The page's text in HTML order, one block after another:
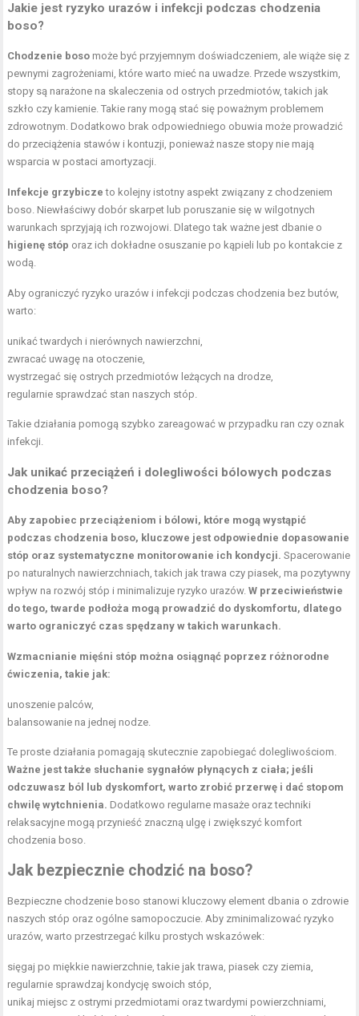
Jakie jest ryzyko urazów i infekcji podczas chodzenia
boso?
Chodzenie boso może być przyjemnym doświadczeniem, ale wiąże się z
pewnymi zagrożeniami, które warto mieć na uwadze. Przede wszystkim,
stopy są narażone na skaleczenia od ostrych przedmiotów, takich jak
szkło czy kamienie. Takie rany mogą stać się poważnym problemem
zdrowotnym. Dodatkowo brak odpowiedniego obuwia może prowadzić
do przeciążenia stawów i kontuzji, ponieważ nasze stopy nie mają
wsparcia w postaci amortyzacji.
Infekcje grzybicze to kolejny istotny aspekt związany z chodzeniem
boso. Niewłaściwy dobór skarpet lub poruszanie się w wilgotnych
warunkach sprzyjają ich rozwojowi. Dlatego tak ważne jest dbanie o
higienę stóp oraz ich dokładne osuszanie po kąpieli lub po kontakcie z
wodą.
Aby ograniczyć ryzyko urazów i infekcji podczas chodzenia bez butów,
warto:
unikać twardych i nierównych nawierzchni,
zwracać uwagę na otoczenie,
wystrzegać się ostrych przedmiotów leżących na drodze,
regularnie sprawdzać stan naszych stóp.
Takie działania pomogą szybko zareagować w przypadku ran czy oznak
infekcji.
Jak unikać przeciążeń i dolegliwości bólowych podczas
chodzenia boso?
Aby zapobiec przeciążeniom i bólowi, które mogą wystąpić
podczas chodzenia boso, kluczowe jest odpowiednie dopasowanie
stóp oraz systematyczne monitorowanie ich kondycji. Spacerowanie
po naturalnych nawierzchniach, takich jak trawa czy piasek, ma pozytywny
wpływ na rozwój stóp i minimalizuje ryzyko urazów.W przeciwieństwie
do tego, twarde podłoża mogą prowadzić do dyskomfortu, dlatego
warto ograniczyć czas spędzany w takich warunkach.
Wzmacnianie mięśni stóp można osiągnąć poprzez różnorodne
ćwiczenia, takie jak:
unoszenie palców,
balansowanie na jednej nodze.
Te proste działania pomagają skutecznie zapobiegać dolegliwościom.
Ważne jest także słuchanie sygnałów płynących z ciała; jeśli
odczuwasz ból lub dyskomfort, warto zrobić przerwę i dać stopom
chwilę wytchnienia. Dodatkowo regularne masaże oraz techniki
relaksacyjne mogą przynieść znaczną ulgę i zwiększyć komfort
chodzenia boso.
Jak bezpiecznie chodzić na boso?
Bezpieczne chodzenie boso stanowi kluczowy element dbania o zdrowie
naszych stóp oraz ogólne samopoczucie. Aby zminimalizować ryzyko
urazów, warto przestrzegać kilku prostych wskazówek:
sięgaj po miękkie nawierzchnie, takie jak trawa, piasek czy ziemia,
regularnie sprawdzaj kondycję swoich stóp,
unikaj miejsc z ostrymi przedmiotami oraz twardymi powierzchniami,